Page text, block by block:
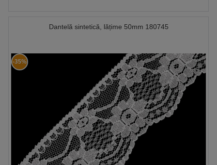
Dantelă sintetică, lățime 50mm 180745
-35%